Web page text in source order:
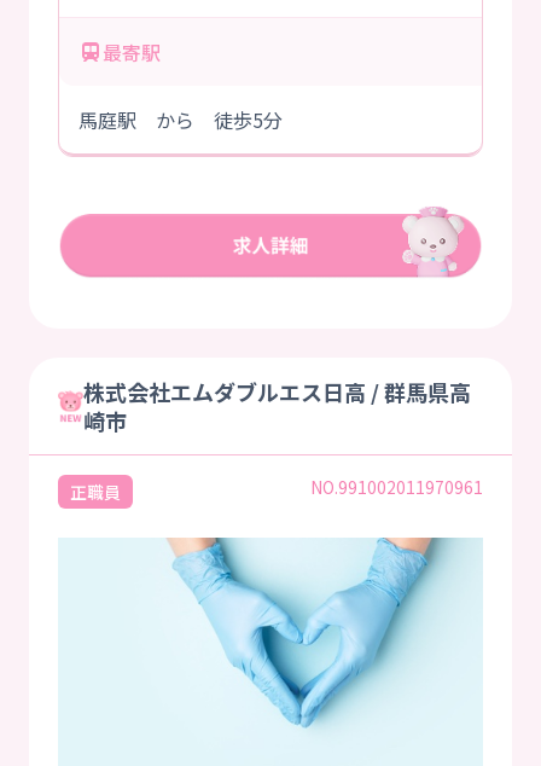
最寄駅
馬庭駅 から 徒歩5分
株式会社エムダブルエス日高 / 群馬県高
崎市
正職員 NO.991002011970961